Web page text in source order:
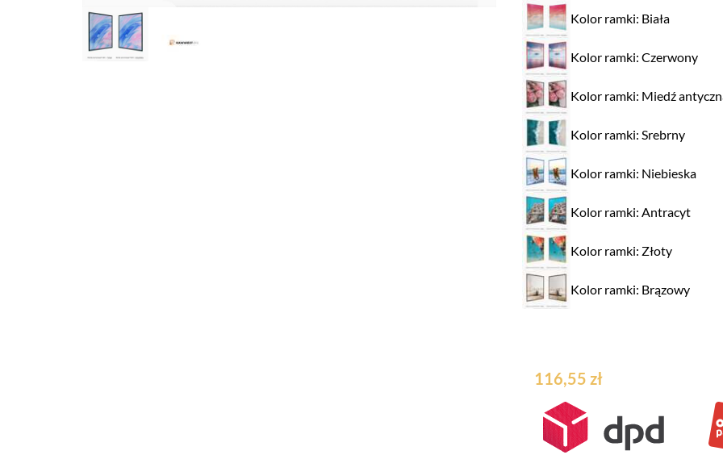
Kolor ramki: Biała
Kolor ramki: Czerwony
Kolor ramki: Miedź
Kolor ramki: Srebrny
Kolor ramki: Niebieska
Kolor ramki: Antracyt
Kolor ramki: Złoty
Kolor ramki: Brązowy
116,55 zł